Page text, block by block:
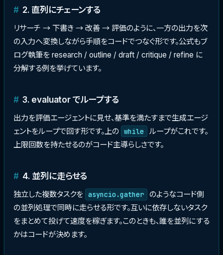
2. 直列にチェーンする
リサーチ → 下書き → 改善 → 評価のように、一方の出力を次
の入力へ変換しながら手順をコードでつなぐ形です。公式もブ
ログ執筆を research / outline / draft / critique / refine に
分解する例を挙げています。
3. evaluator でループする
出力を評価エージェントに見せ、基準を満たすまで生成エージ
ェントをループで回す形です。上の while
ループがこれです。
上限回数を持たせるのがコード主導らしさです。
4. 並列に走らせる
独立した複数タスクを asyncio.gather
のようなコード側
の並列処理で同時に走らせる形です。互いに依存しないタスク
をまとめて投げて速度を稼ぎます。このときも、誰を並列にする
かはコードが決めます。